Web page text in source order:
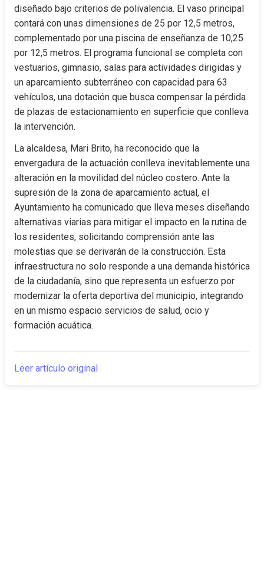
diseñado bajo criterios de polivalencia. El vaso principal
contará con unas dimensiones de 25 por 12,5 metros,
complementado por una piscina de enseñanza de 10,25
por 12,5 metros. El programa funcional se completa con
vestuarios, gimnasio, salas para actividades dirigidas y
un aparcamiento subterráneo con capacidad para 63
vehículos, una dotación que busca compensar la pérdida
de plazas de estacionamiento en superficie que conlleva
la intervención.
La alcaldesa, Mari Brito, ha reconocido que la
envergadura de la actuación conlleva inevitablemente una
alteración en la movilidad del núcleo costero. Ante la
supresión de la zona de aparcamiento actual, el
Ayuntamiento ha comunicado que lleva meses diseñando
alternativas viarias para mitigar el impacto en la rutina de
los residentes, solicitando comprensión ante las
molestias que se derivarán de la construcción. Esta
infraestructura no solo responde a una demanda histórica
de la ciudadanía, sino que representa un esfuerzo por
modernizar la oferta deportiva del municipio, integrando
en un mismo espacio servicios de salud, ocio y
formación acuática.
Leer artículo original